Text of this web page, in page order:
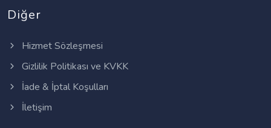
Diğer
Hizmet Sözleşmesi
Gizlilik Politikası ve KVKK
İade & İptal Koşulları
İletişim